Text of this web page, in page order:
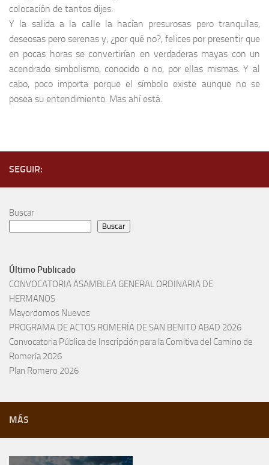
colocación de tantos dijes.
Y la salida a la calle la hacían presurosas pero tranquilas,
deseosas pero serenas y, ¿por qué no?, felices por presentir que
en pocas horas se convertirían en verdaderas mayas con un
acendrado simbolismo, conocido o no, por ellas mismas. Y al
cabo, poco importa porque el símbolo existe aunque no se
posea su entendimiento. Mas ahí está.
SEGUIR:
Buscar
Buscar
Último Publicado
CONVOCATORIA ASAMBLEA GENERAL ORDINARIA DE
HERMANOS
Mayordomos Nuevos
PROGRAMA DE ACTOS ROMERÍA DE SAN BENITO ABAD 2026
Convocatoria Pública de Inscripción para la Comitiva del Camino de
Romería 2026
Plan Romero 2026
MÁS